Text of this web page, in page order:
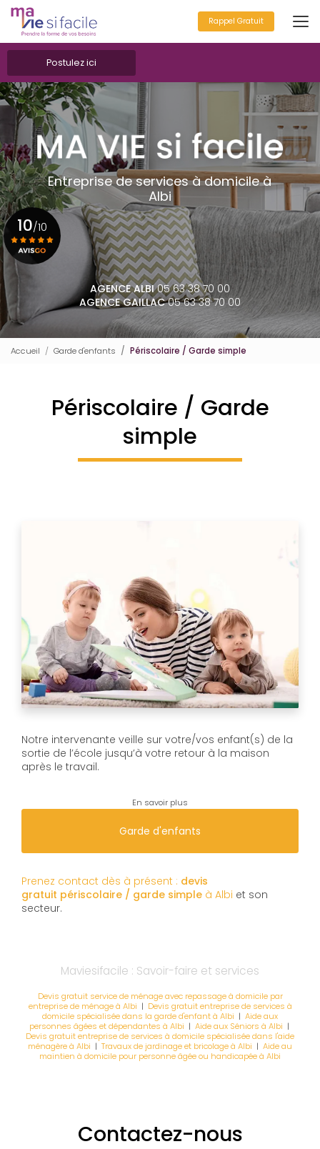
Aller
au
contenu
principal
Postulez ici
Rappel Gratuit
Entreprise de services à domicile à
Albi
AGENCE ALBI05 63 38 70 00
AGENCE GAILLAC05 63 38 70 00
10/10
Voir le certificat
Accueil Garde d'enfants Périscolaire / Garde simple
Périscolaire / Garde
simple
Notre intervenante veille sur votre/vos enfant(s) de la
sortie de l’école jusqu’à votre retour à la maison
après le travail.
En savoir plus
Garde d'enfants
Prenez contact dès à présent : devis
gratuit périscolaire / garde simple à Albi et son
secteur.
Maviesifacile : Savoir-faire et services
Devis gratuit service de ménage avec repassage à domicile par
entreprise de ménage à Albi | Devis gratuit entreprise de services à
domicile spécialisée dans la garde d'enfant à Albi | Aide aux
personnes âgées et dépendantes à Albi | Aide aux Séniors à Albi |
Devis gratuit entreprise de services à domicile spécialisée dans l'aide
ménagère à Albi | Travaux de jardinage et bricolage à Albi | Aide au
maintien à domicile pour personne âgée ou handicapée à Albi
Contactez-nous